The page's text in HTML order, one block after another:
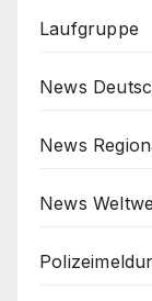
Laufgruppe
News
News
News